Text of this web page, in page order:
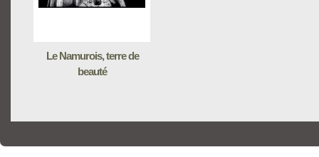
Le Namurois, terre de
beauté